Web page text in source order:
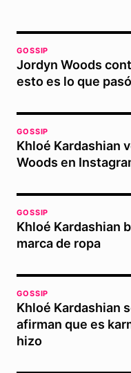
GOSSIP
Jordyn Woods
esto es lo que
GOSSIP
Khloé Kardashian
Woods en
GOSSIP
Khloé Kardashian
marca de ropa
GOSSIP
Khloé Kardashian
afirman que es
hizo